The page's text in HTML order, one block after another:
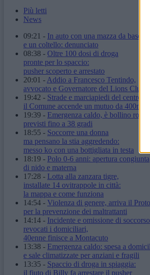
Più letti
News
09:21 - In auto con una mazza da baseball
e un coltello: denunciato
08:38 - Oltre 100 dosi di droga
pronte per lo spaccio:
pusher scoperto e arrestato
20:01 - Addio a Francesco Tentindo,
avvocato e Governatore del Lions Club
19:42 - Strade e marciapiedi del centro:
il Comune accende un mutuo da 400mila
19:39 - Emergenza caldo, è bollino rosso:
previsti fino a 38 gradi
18:55 - Soccorre una donna
ma pensano la stia aggredendo:
messo ko con una bottigliata in testa
18:19 - Polo 0-6 anni: apertura congiunta
di nido e materna
17:28 - Lotta alla zanzara tigre,
installate 14 ovitrappole in città:
la mappa e come funziona
14:54 - Violenza di genere, arriva il
per la prevenzione dei maltrattanti
14:14 - Incidente e omissione di
revocati i domiciliari,
40enne finisce a Montacuto
13:38 - Emergenza caldo: spesa a
e sale climatizzate per anziani e fragili
13:35 - Spaccio di droga in spiaggia:
il fiuto di Billy fa arrestare il pusher